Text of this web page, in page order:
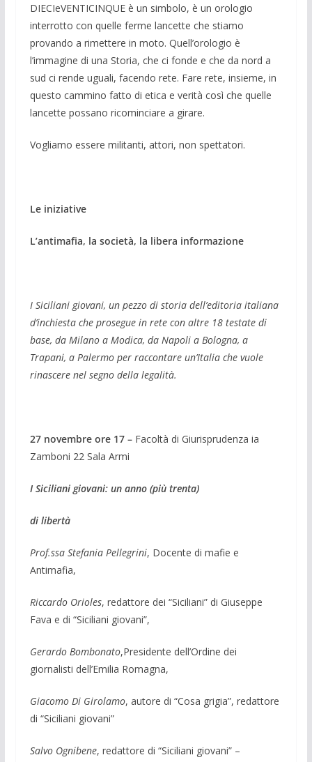
DIECIeVENTICINQUE è un simbolo, è un orologio
interrotto con quelle ferme lancette che stiamo
provando a rimettere in moto. Quell’orologio è
l’immagine di una Storia, che ci fonde e che da nord a
sud ci rende uguali, facendo rete. Fare rete, insieme, in
questo cammino fatto di etica e verità così che quelle
lancette possano ricominciare a girare.
Vogliamo essere militanti, attori, non spettatori.
Le iniziative
L’antimafia, la società, la libera informazione
I Siciliani giovani, un pezzo di storia dell’editoria italiana
d’inchiesta che prosegue in rete con altre 18 testate di
base, da Milano a Modica, da Napoli a Bologna, a
Trapani, a Palermo per raccontare un’Italia che vuole
rinascere nel segno della legalità.
27 novembre ore 17 – Facoltà di Giurispru­denza ia
Zamboni 22 Sala Armi
I Siciliani giovani: un anno (più trenta)
di libertà
Prof.ssa Stefania Pellegrini, Docente di mafie e
Antimafia,
Riccardo Orioles, redattore dei “Siciliani” di Giuseppe
Fava e di “Siciliani giovani”,
Gerardo Bombonato,Presidente dell’Ordine dei
giornalisti dell’Emilia Romagna,
Giacomo Di Girolamo, autore di “Cosa grigia”, redattore
di “Siciliani giovani”
Salvo Ognibene, redattore di “Siciliani giovani” –